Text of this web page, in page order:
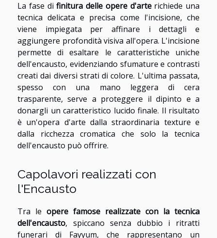
La fase difinitura delle opere d'arterichiede una
tecnica delicata e precisa come l'incisione, che
viene impiegata per affinare i dettagli e
aggiungere profondità visiva all'opera. L'incisione
permette di esaltare le caratteristiche uniche
dell'encausto, evidenziando sfumature e contrasti
creati dai diversi strati di colore. L'ultima passata,
spesso con una mano leggera di cera
trasparente, serve a proteggere il dipinto e a
donargli un caratteristico lucido finale. Il risultato
è un'opera d'arte dalla straordinaria texture e
dalla ricchezza cromatica che solo la tecnica
dell'encausto può offrire.
Capolavori realizzati con
l'Encausto
Tra le opere famose realizzate con la tecnica
dell'encausto, spiccano senza dubbio i ritratti
funerari di Fayyum, che rappresentano un